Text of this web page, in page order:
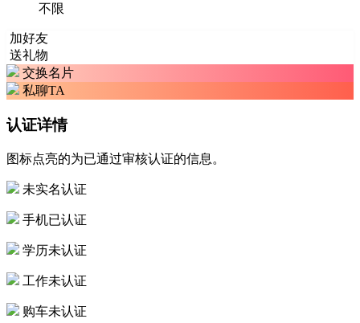
不限
加好友
送礼物
交换名片
私聊TA
认证详情
图标点亮的为已通过审核认证的信息。
未实名认证
手机已认证
学历未认证
工作未认证
购车未认证